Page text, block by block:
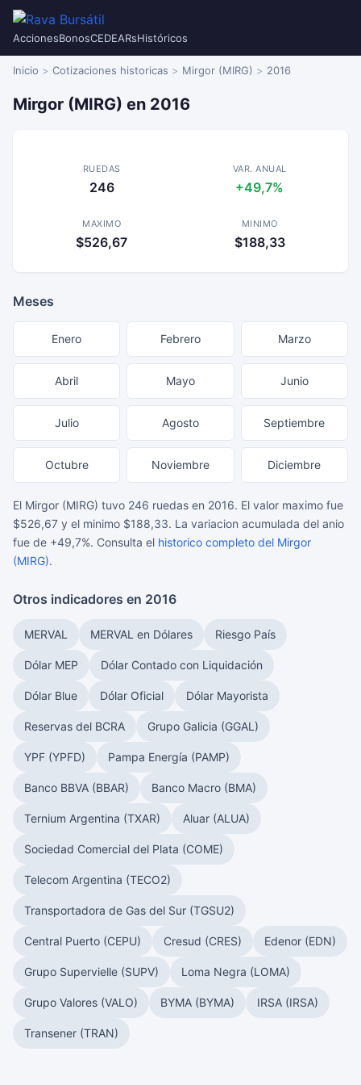
AccionesBonosCEDEARsHistóricos
Inicio Cotizaciones historicas Mirgor (MIRG) 2016
Mirgor (MIRG) en 2016
RUEDAS
246
VAR. ANUAL
+49,7%
MAXIMO
$526,67
MINIMO
$188,33
Meses
Enero Febrero Marzo
Abril Mayo Junio
Julio Agosto Septiembre
Octubre Noviembre Diciembre
El Mirgor (MIRG) tuvo 246 ruedas en 2016. El valor maximo fue
$526,67 y el minimo $188,33. La variacion acumulada del anio
fue de +49,7%. Consulta el historico completo del Mirgor
(MIRG).
Otros indicadores en 2016
MERVAL MERVAL en Dólares Riesgo País
Dólar MEP Dólar Contado con Liquidación
Dólar Blue Dólar Oficial Dólar Mayorista
Reservas del BCRA Grupo Galicia (GGAL)
YPF (YPFD) Pampa Energía (PAMP)
Banco BBVA (BBAR) Banco Macro (BMA)
Ternium Argentina (TXAR) Aluar (ALUA)
Sociedad Comercial del Plata (COME)
Telecom Argentina (TECO2)
Transportadora de Gas del Sur (TGSU2)
Central Puerto (CEPU) Cresud (CRES) Edenor (EDN)
Grupo Supervielle (SUPV) Loma Negra (LOMA)
Grupo Valores (VALO) BYMA (BYMA) IRSA (IRSA)
Transener (TRAN)